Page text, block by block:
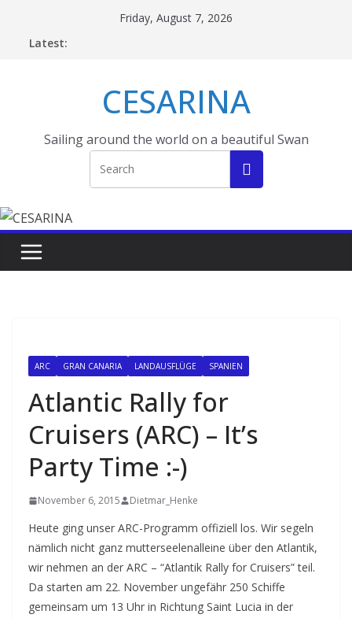
Friday, August 7, 2026
Latest:
CESARINA
Sailing around the world on a beautiful Swan
ARC GRAN CANARIA LANDAUSFLÜGE SPANIEN
Atlantic Rally for
Cruisers (ARC) – It’s
Party Time :-)
November 6, 2015 Dietmar_Henke
Heute ging unser ARC-Programm offiziell los. Wir segeln
nämlich nicht ganz mutterseelenalleine über den Atlantik,
wir nehmen an der ARC – “Atlantik Rally for Cruisers” teil.
Da starten am 22. November ungefähr 250 Schiffe
gemeinsam um 13 Uhr in Richtung Saint Lucia in der